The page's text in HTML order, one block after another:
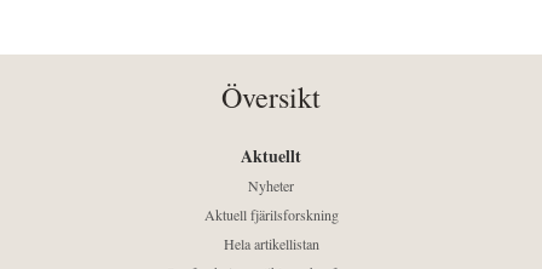
Översikt
Aktuellt
Nyheter
Aktuell fjärilsforskning
Hela artikellistan